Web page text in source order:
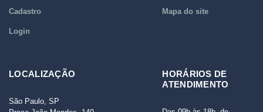
Cadastro
Login
Mapa do site
LOCALIZAÇÃO
São Paulo, SP
HORÁRIOS DE
ATENDIMENTO